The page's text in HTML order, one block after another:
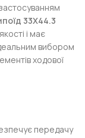
33X44.3
і має
вибором
ходової
передачу